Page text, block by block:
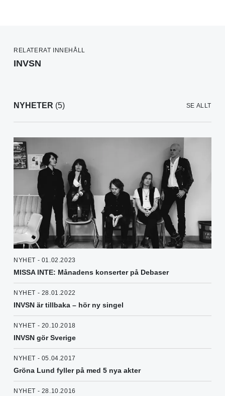
RELATERAT INNEHÅLL
INVSN
NYHETER (5) SE ALLT
NYHET - 01.02.2023
MISSA INTE: Månadens konserter på Debaser
NYHET - 28.01.2022
INVSN är tillbaka – hör ny singel
NYHET - 20.10.2018
INVSN gör Sverige
NYHET - 05.04.2017
Gröna Lund fyller på med 5 nya akter
NYHET - 28.10.2016